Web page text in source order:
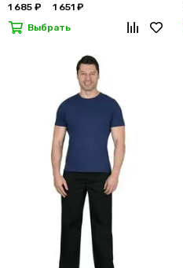
1 685 ₽
1 651 ₽
Выбрать